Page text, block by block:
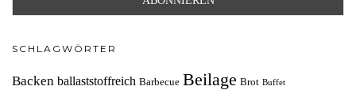
SCHLAGWÖRTER
Backen ballaststoffreich Barbecue Beilage Brot Buffet